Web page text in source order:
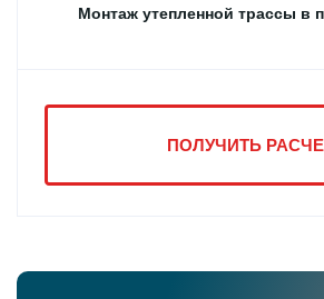
Монтаж утепленной трассы в
ПОЛУЧИТЬ